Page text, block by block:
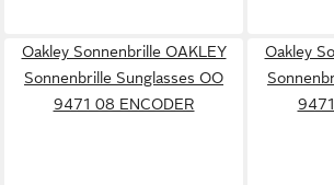
Oakley Sonnenbrille OAKLEY
Sonnenbrille Sunglasses OO
9471 08 ENCODER
Oakley